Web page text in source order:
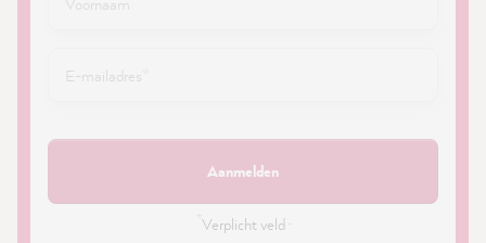
Aanmelden
Verplicht veld ·